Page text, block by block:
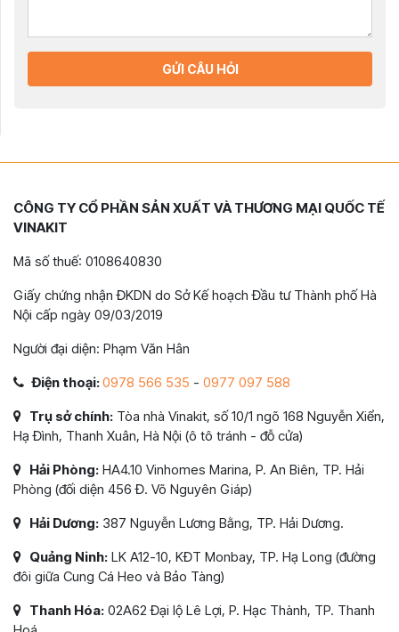
GỬI CÂU HỎI
CÔNG TY CỔ PHẦN SẢN XUẤT VÀ THƯƠNG MẠI QUỐC TẾ
VINAKIT
Mã số thuế: 0108640830
Giấy chứng nhận ĐKDN do Sở Kế hoạch Đầu tư Thành phố Hà
Nội cấp ngày 09/03/2019
Người đại diện: Phạm Văn Hân
Điện thoại:0978 566 535 - 0977 097 588
Trụ sở chính: Tòa nhà Vinakit, số 10/1 ngõ 168 Nguyễn Xiển,
Hạ Đình, Thanh Xuân, Hà Nội (ô tô tránh - đỗ cửa)
Hải Phòng: HA4.10 Vinhomes Marina, P. An Biên, TP. Hải
Phòng (đối diện 456 Đ. Võ Nguyên Giáp)
Hải Dương: 387 Nguyễn Lương Bằng, TP. Hải Dương.
Quảng Ninh: LK A12-10, KĐT Monbay, TP. Hạ Long (đường
đôi giữa Cung Cá Heo và Bảo Tàng)
Thanh Hóa: 02A62 Đại lộ Lê Lợi, P. Hạc Thành, TP. Thanh